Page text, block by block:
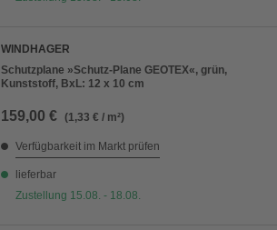
WINDHAGER
Schutzplane »Schutz-Plane GEOTEX«, grün,
Kunststoff, BxL: 12 x 10 cm
159,00 € (1,33 € / m²)
Verfügbarkeit im Markt prüfen
lieferbar
Zustellung 15.08. - 18.08.